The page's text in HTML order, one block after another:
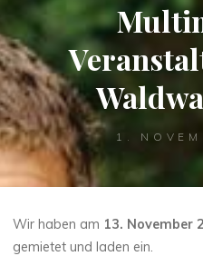
1.
Wir haben am 13. November
gemietet und laden ein.